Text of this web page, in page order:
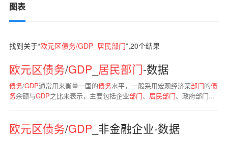
图表
找到关于“欧元区债务/GDP_居民部门”,20个结果
欧元区债务/GDP_ 居民部门-数据
债务/GDP通常用来衡量一国的债务水平，一般采用宏观经济某部门的债
务余额与GDP之比来表示，主要包括企业部门、 居民部门、政府部门
欧元区债务/GDP_非金融企业-数据